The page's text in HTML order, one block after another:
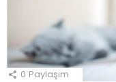
0 Paylaşım